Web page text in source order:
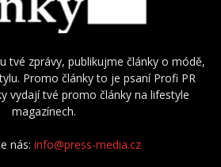
tvé zprávy, publikujme články o módě,
Promo články to je psaní Profi PR
vydají tvé promo články na lifestyle
magazínech.
nás: info@press-media.cz